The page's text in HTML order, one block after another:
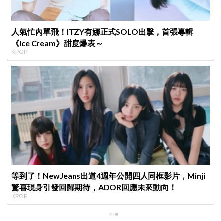
人氣忙內單飛！ITZY有娜正式SOLO出擊，首張專輯
《Ice Cream》甜度爆表～
KPOP
等到了！NewJeans出道4週年公開四人同框影片，Minji
驚喜現身引發回歸期待，ADOR回應未來動向！
KPOP